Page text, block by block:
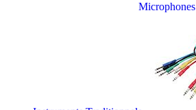
Microphones